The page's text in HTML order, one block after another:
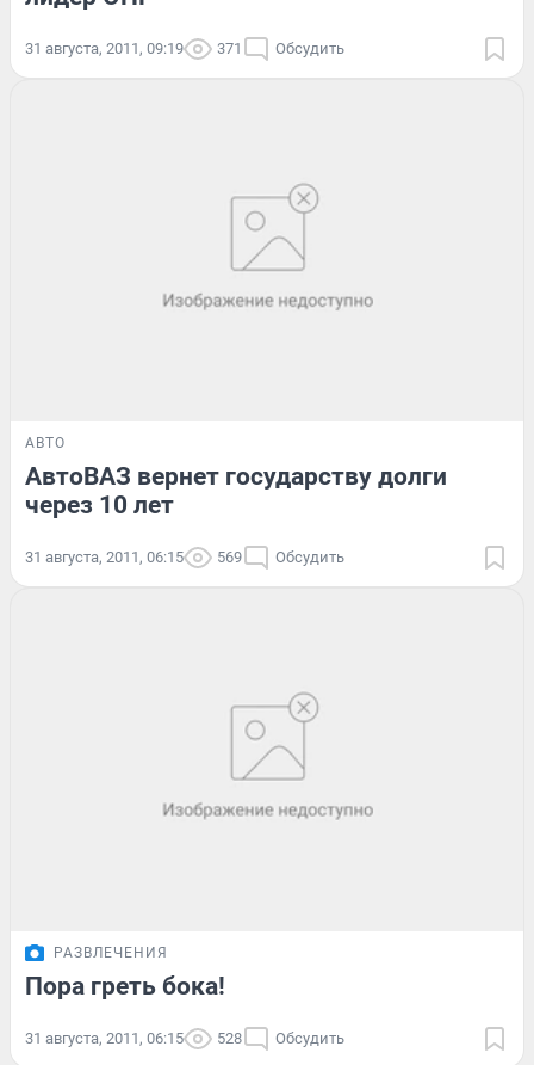
31 августа, 2011, 09:19 371 Обсудить
АВТО
АвтоВАЗ вернет государству долги
через 10 лет
31 августа, 2011, 06:15 569 Обсудить
РАЗВЛЕЧЕНИЯ
Пора греть бока!
31 августа, 2011, 06:15 528 Обсудить